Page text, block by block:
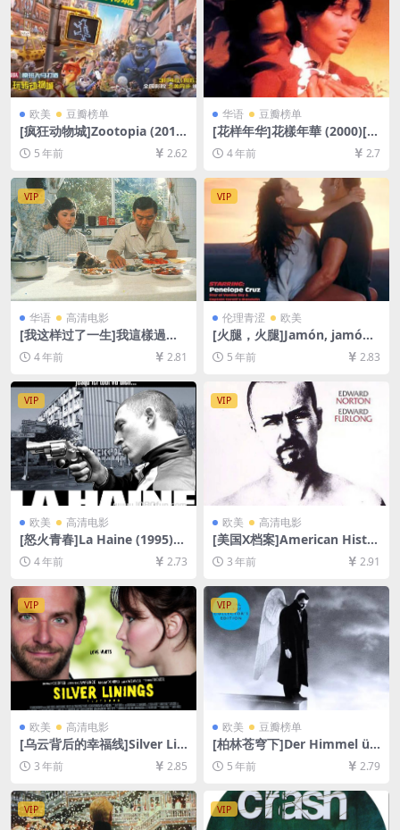
欧美 豆瓣榜单
[疯狂动物城]Zootopia (2016)
[百度网盘+迅雷云盘资源1080
P超清未删减][MP4/7.0GB][中
文字幕]
5 年前 2.62
华语 豆瓣榜单
[花样年华]花樣年華 (2000)[百
度网盘+迅雷云盘资源1080P
超清未删减][MP4/6.2GB][粤
语中字]
4 年前 2.7
VIP
华语 高清电影
[我这样过了一生]我這樣過了
一生 (1985)[百度网盘+迅雷云
盘资源1080P超清未删减][MP
4/7.6GB][中英字幕]
4 年前 2.81
VIP
伦理青涩 欧美
[火腿，火腿]Jamón, jamón
(1992)完整版[百度网盘+迅雷
云盘资源1080P超清未删减]
[MP4/5.9GB][原声中字]【视
频文件+防和谐压缩包（含解
压密码）】
5 年前 2.83
VIP
欧美 高清电影
[怒火青春]La Haine (1995)
[百度网盘+迅雷云盘资源1080
P超清未删减][MP4/6GB][中
文字幕]
4 年前 2.73
VIP
欧美 高清电影
[美国X档案]American Histor
y X (1998)[百度网盘+迅雷云
盘资源1080P超清未删减][MP
4/7GB][中英字幕]
3 年前 2.91
VIP
欧美 高清电影
[乌云背后的幸福线]Silver Lin
ings Playbook (2012)[百度
网盘+夸克网盘1080P超清未
载][MP4/7.6GB][中英字幕]
3 年前 2.85
VIP
欧美 豆瓣榜单
[柏林苍穹下]Der Himmel üb
er Berlin (1987)[百度网盘+迅
雷云盘资源1080P超清未删减]
5 年前 2.79
VIP VIP